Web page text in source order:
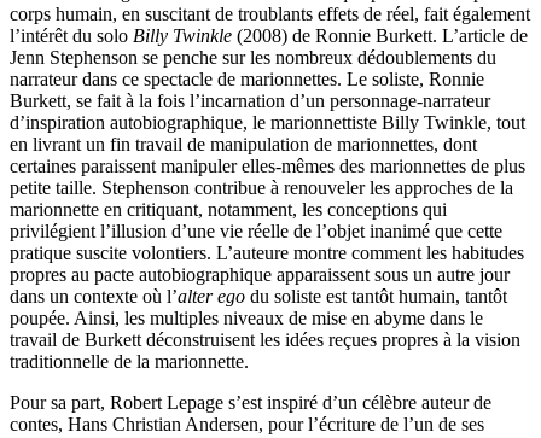
corps humain, en suscitant de troublants effets de réel, fait également
l’intérêt du solo Billy Twinkle (2008) de Ronnie Burkett. L’article de
Jenn Stephenson se penche sur les nombreux dédoublements du
narrateur dans ce spectacle de marionnettes. Le soliste, Ronnie
Burkett, se fait à la fois l’incarnation d’un personnage-narrateur
d’inspiration autobiographique, le marionnettiste Billy Twinkle, tout
en livrant un fin travail de manipulation de marionnettes, dont
certaines paraissent manipuler elles-mêmes des marionnettes de plus
petite taille. Stephenson contribue à renouveler les approches de la
marionnette en critiquant, notamment, les conceptions qui
privilégient l’illusion d’une vie réelle de l’objet inanimé que cette
pratique suscite volontiers. L’auteure montre comment les habitudes
propres au pacte autobiographique apparaissent sous un autre jour
dans un contexte où l’alter ego du soliste est tantôt humain, tantôt
poupée. Ainsi, les multiples niveaux de mise en abyme dans le
travail de Burkett déconstruisent les idées reçues propres à la vision
traditionnelle de la marionnette.
Pour sa part, Robert Lepage s’est inspiré d’un célèbre auteur de
contes, Hans Christian Andersen, pour l’écriture de l’un de ses